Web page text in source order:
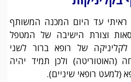
ראיתי עד היום המכנה המשותף
וצורת הישיבה של המטפל
לקליניקה של רופא ברור לשני
(האוטוריטה) ולכן תמיד יהיה
(למעט רופאי שיניים).